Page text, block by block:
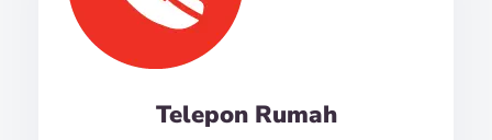
Telepon Rumah